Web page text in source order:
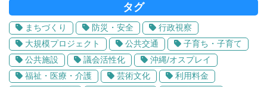
タグ
まちづくり 防災・安全
行政視察
大規模プロジェクト
公共交通
子育ち・子育て
公共施設
議会活性化
沖縄/オスプレイ
福祉・医療・介護
芸術文化
利用料金